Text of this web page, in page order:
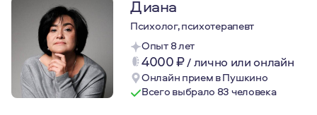
Диана
Психолог, психотерапевт
Опыт 8 лет
4000₽/лично или онлайн
Онлайн прием в Пушкино
Всего выбрало 83 человека